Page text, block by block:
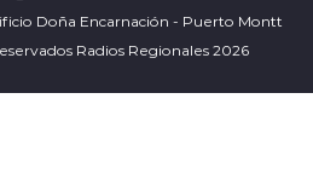
Doña Encarnación - Puerto Montt
Radios Regionales 2026